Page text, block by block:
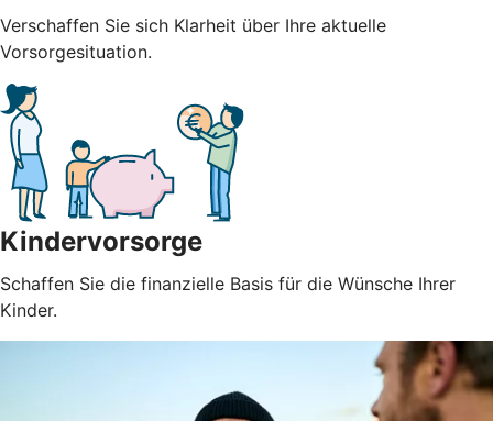
Verschaffen Sie sich Klarheit über Ihre aktuelle
Vorsorgesituation.
Kindervorsorge
Schaffen Sie die finanzielle Basis für die Wünsche Ihrer
Kinder.